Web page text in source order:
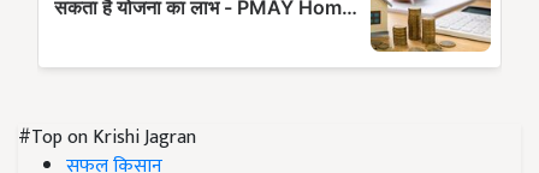
#Top on Krishi Jagran